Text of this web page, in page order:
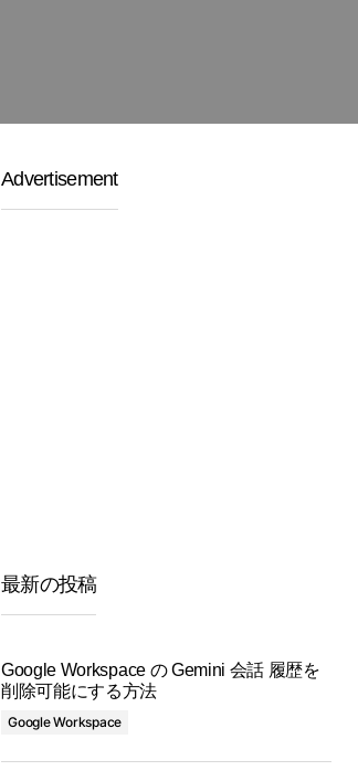
Advertisement
最新の投稿
Google Workspace の Gemini 会話 履歴を
削除可能にする方法
Google Workspace